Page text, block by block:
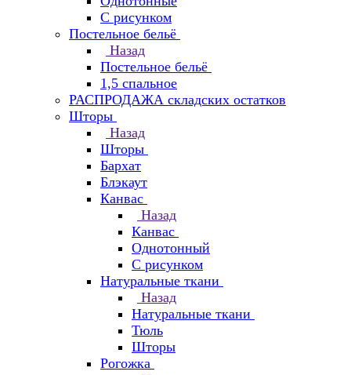
С рисунком
Постельное бельё
Назад
Постельное бельё
1,5 спальное
РАСПРОДАЖА складских остатков
Шторы
Назад
Шторы
Бархат
Блэкаут
Канвас
Назад
Канвас
Однотонный
С рисунком
Натуральные ткани
Назад
Натуральные ткани
Тюль
Шторы
Рогожка